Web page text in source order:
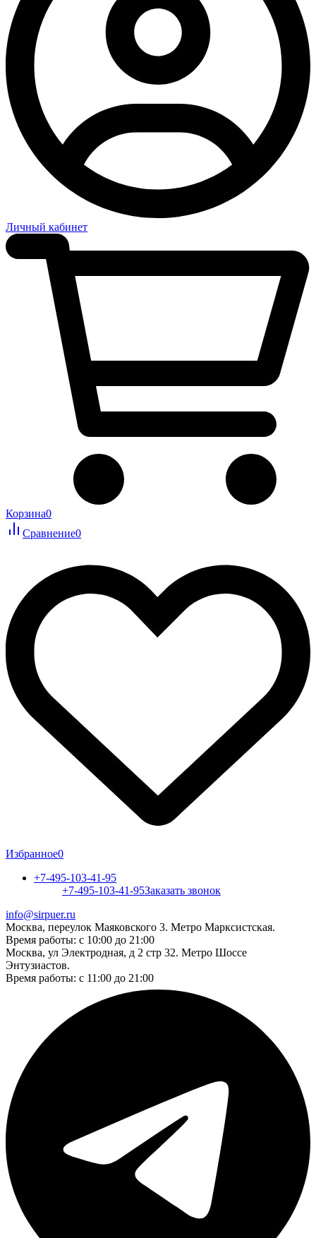
Личный кабинет
Корзина0
Сравнение0
Избранное0
+7-495-103-41-95
+7-495-103-41-95Заказать звонок
info@sirpuer.ru
Москва, переулок Маяковского 3. Метро Марксистская.
Время работы: с 10:00 до 21:00
Москва, ул Электродная, д 2 стр 32. Метро Шоссе
Энтузиастов.
Время работы: с 11:00 до 21:00